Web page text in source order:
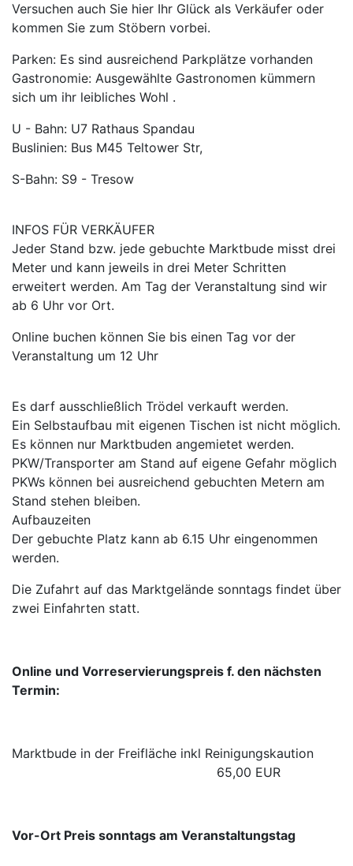
Versuchen auch Sie hier Ihr Glück als Verkäufer oder
kommen Sie zum Stöbern vorbei.
Parken: Es sind ausreichend Parkplätze vorhanden
Gastronomie: Ausgewählte Gastronomen kümmern
sich um ihr leibliches Wohl .
U - Bahn: U7 Rathaus Spandau
Buslinien: Bus M45 Teltower Str,
S-Bahn: S9 - Tresow
INFOS FÜR VERKÄUFER
Jeder Stand bzw. jede gebuchte Marktbude misst drei
Meter und kann jeweils in drei Meter Schritten
erweitert werden. Am Tag der Veranstaltung sind wir
ab 6 Uhr vor Ort.
Online buchen können Sie bis einen Tag vor der
Veranstaltung um 12 Uhr
Es darf ausschließlich Trödel verkauft werden.
Ein Selbstaufbau mit eigenen Tischen ist nicht möglich.
Es können nur Marktbuden angemietet werden.
PKW/Transporter am Stand auf eigene Gefahr möglich
PKWs können bei ausreichend gebuchten Metern am
Stand stehen bleiben.
Aufbauzeiten
Der gebuchte Platz kann ab 6.15 Uhr eingenommen
werden.
Die Zufahrt auf das Marktgelände sonntags findet über
zwei Einfahrten statt.
Online und Vorreservierungspreis f. den nächsten
Termin:
Marktbude in der Freifläche inkl Reinigungskaution
65,00 EUR
Vor-Ort Preis sonntags am Veranstaltungstag